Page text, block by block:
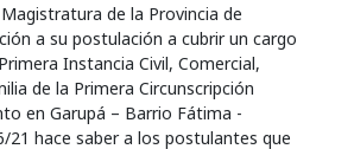
de la Provincia de
a su postulación a cubrir un cargo
Instancia Civil, Comercial,
de la Primera Circunscripción
en Garupá – Barrio Fátima -
21 hace saber a los postulantes que